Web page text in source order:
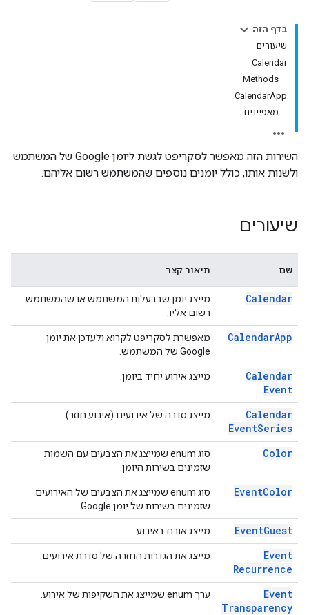
בדף הזה
שיעורים
Calendar
Methods
CalendarApp
מאפיינים
השירות הזה מאפשר לסקריפט לגשת ליומן Google של המשתמש
ולשנות אותו, כולל יומנים נוספים שהמשתמש רשום אליהם.
שיעורים
שם תיאור קצר
Calendar
מייצג יומן שבבעלות המשתמש או שהמשתמש
רשום אליו.
CalendarApp
מאפשרת לסקריפט לקרוא ולעדכן את יומן
Google של המשתמש.
Calendar
Event
מייצג אירוע יחיד ביומן.
Calendar
EventSeries
מייצג סדרה של אירועים (אירוע חוזר).
Color
סוג enum שמייצג את הצבעים עם השמות
שזמינים בשירות היומן.
EventColor
סוג enum שמייצג את הצבעים של האירועים
שזמינים בשירות של יומן Google.
EventGuest מייצג אורח באירוע.
Event
Recurrence
מייצג את הגדרות החזרה של סדרת אירועים.
Event
Transparency
ערך enum שמייצג את השקיפות של אירוע.